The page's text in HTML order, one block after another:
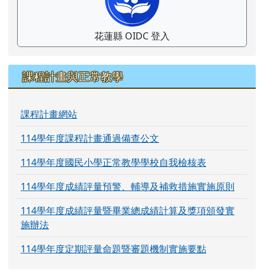
花蓮縣 OIDC 登入
課程計畫與正常教學
課程計畫網站
114學年度課程計畫通過備查公文
114學年度國民小學正常教學學校自我檢核表
114學年度成績評量預警、輔導及補救措施實施原則
114學年度成績評量暨畢業總成績計算及獎項頒發實
施辦法
114學年度定期評量命題暨審題機制實施要點